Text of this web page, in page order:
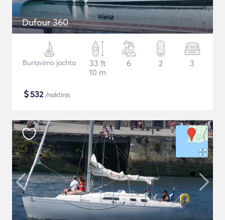
Dufour 360
Buriavimo jachta
33 ft
10 m
6 2 3
$532/naktinis